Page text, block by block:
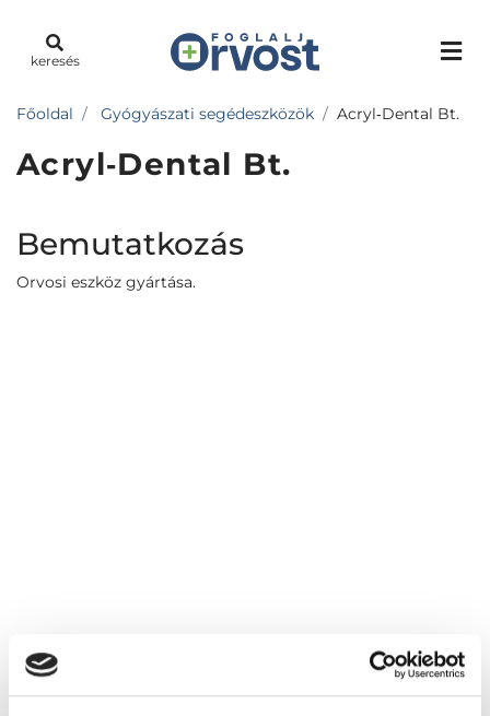
keresés
Főoldal Gyógyászati segédeszközök Acryl‐Dental Bt.
Acryl‐Dental Bt.
Bemutatkozás
Orvosi eszköz gyártása.
Acryl‐Dental Bt.